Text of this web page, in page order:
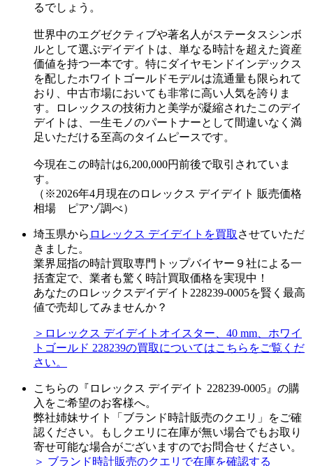
るでしょう。
世界中のエグゼクティブや著名人がステータスシンボ
ルとして選ぶデイデイトは、単なる時計を超えた資産
価値を持つ一本です。特にダイヤモンドインデックス
を配したホワイトゴールドモデルは流通量も限られて
おり、中古市場においても非常に高い人気を誇りま
す。ロレックスの技術力と美学が凝縮されたこのデイ
デイトは、一生モノのパートナーとして間違いなく満
足いただける至高のタイムピースです。
今現在この時計は6,200,000円前後で取引されていま
す。
（※2026年4月現在のロレックス デイデイト 販売価格
相場 ピアゾ調べ）
埼玉県から ロレックス デイデイトを買取 させていただ
きました。
業界屈指の時計買取専門トップバイヤー９社による一
括査定で、業者も驚く時計買取価格を実現中！
あなたのロレックスデイデイト228239-0005を賢く最高
値で売却してみませんか？
＞ロレックス デイデイトオイスター、40 mm、ホワイ
トゴールド 228239の買取についてはこちらをご覧くだ
さい。
こちらの『ロレックス デイデイト 228239-0005』の購
入をご希望のお客様へ。
弊社姉妹サイト「ブランド時計販売のクエリ」をご確
認ください。もしクエリに在庫が無い場合でもお取り
寄せ可能な場合がございますのでお問合せください。
＞ ブランド時計販売のクエリで在庫を確認する